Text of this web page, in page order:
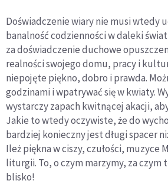
Doświadczenie wiary nie musi wtedy
banalność codzienności w daleki
za doświadczenie duchowe
realności swojego domu, pracy i
niepojęte piękno, dobro i prawda.
godzinami i wpatrywać się w kwiaty.
wystarczy zapach kwitnącej akacji,
Jakie to wtedy oczywiste, że do
bardziej konieczny jest długi spacer
Ileż piękna w ciszy, czułości, muzyce
liturgii. To, o czym marzymy, za czym
blisko!